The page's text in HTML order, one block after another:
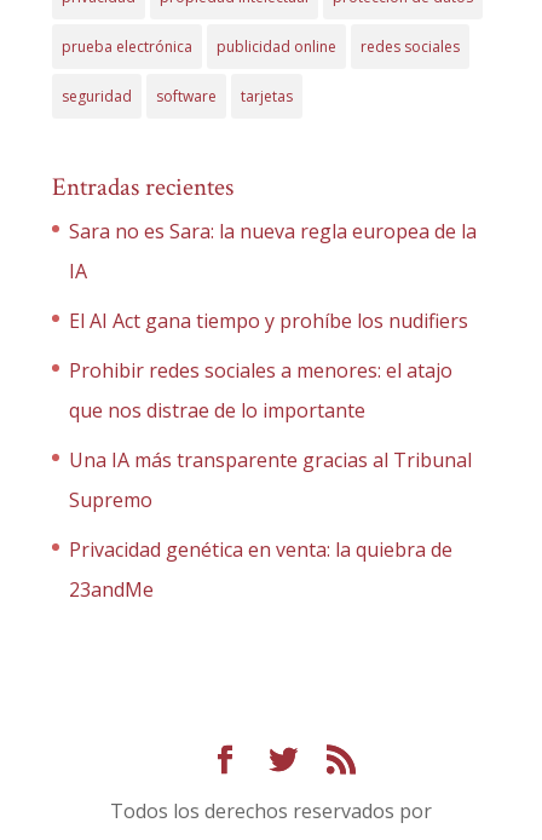
prueba electrónica publicidad online redes sociales
seguridad software tarjetas
Entradas recientes
Sara no es Sara: la nueva regla europea de la
IA
El AI Act gana tiempo y prohíbe los nudifiers
Prohibir redes sociales a menores: el atajo
que nos distrae de lo importante
Una IA más transparente gracias al Tribunal
Supremo
Privacidad genética en venta: la quiebra de
23andMe
Todos los derechos reservados por